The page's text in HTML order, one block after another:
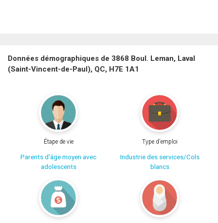
Données démographiques de 3868 Boul. Leman, Laval
(Saint-Vincent-de-Paul), QC, H7E 1A1
Étape de vie
Parents d'âge moyen avec
adolescents
Type d'emploi
Industrie des services/Cols
blancs